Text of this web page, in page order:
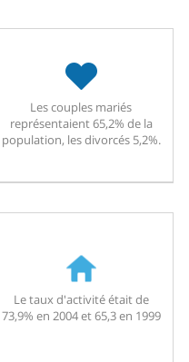
Les couples mariés
représentaient 65,2% de la
population, les divorcés 5,2%.
Le taux d'activité était de
73,9% en 2004 et 65,3 en 1999